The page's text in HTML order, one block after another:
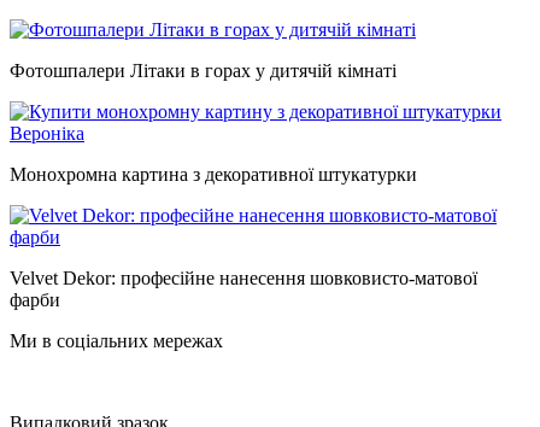
Фотошпалери Літаки в горах у дитячій кімнаті
Монохромна картина з декоративної штукатурки
Velvet Dekor: професійне нанесення шовковисто-матової
фарби
Ми в соціальних мережах
Випадковий зразок